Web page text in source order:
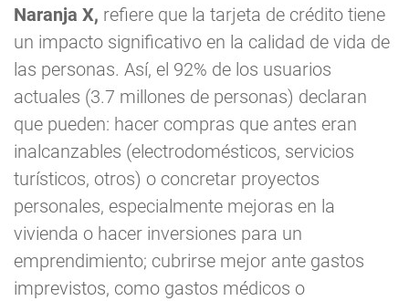
Naranja X, refiere que la tarjeta de crédito tiene
un impacto significativo en la calidad de vida de
las personas. Así, el 92% de los usuarios
actuales (3.7 millones de personas) declaran
que pueden: hacer compras que antes eran
inalcanzables (electrodomésticos, servicios
turísticos, otros) o concretar proyectos
personales, especialmente mejoras en la
vivienda o hacer inversiones para un
emprendimiento; cubrirse mejor ante gastos
imprevistos, como gastos médicos o